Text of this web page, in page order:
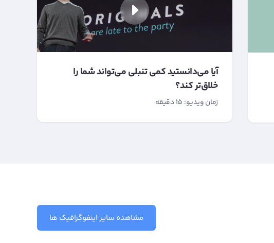
آیا می‌دانستید کمی تنبلی می‌تواند شما را
خلاق‌تر کند؟
زمان ویدیو: 15 دقیقه
مشاهده سایر اینفوگرافیک ها